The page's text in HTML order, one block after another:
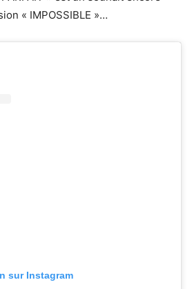
« IMPOSSIBLE »…
sur Instagram